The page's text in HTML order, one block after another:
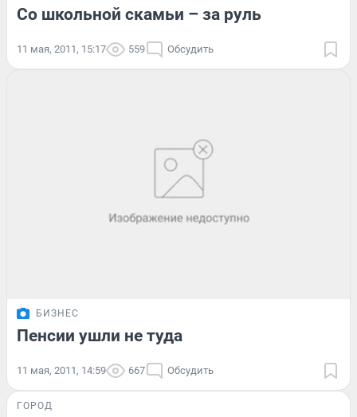
Со школьной скамьи – за руль
11 мая, 2011, 15:17 559 Обсудить
БИЗНЕС
Пенсии ушли не туда
11 мая, 2011, 14:59 667 Обсудить
ГОРОД